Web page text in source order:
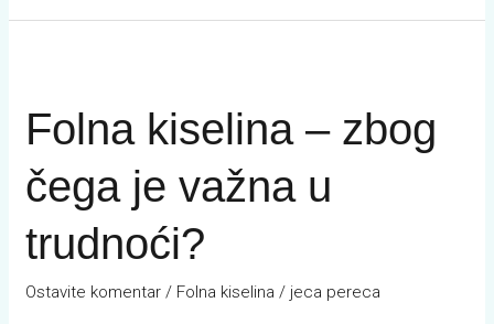
Folna kiselina – zbog
čega je važna u
trudnoći?
Ostavite komentar / Folna kiselina / jeca pereca
–
zbog
čega
je
važna
trudnoći?